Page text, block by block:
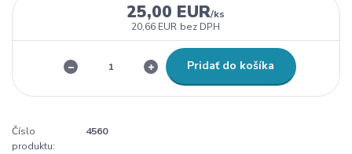
25,00 EUR/ks
20,66 EUR bez DPH
Pridať do košíka
Číslo
produktu:
4560